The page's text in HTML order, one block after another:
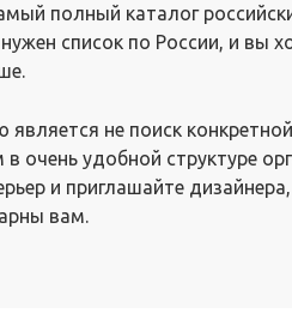
полный каталог
список по России, и вы
является не поиск
очень удобной структуре
и приглашайте
вам.